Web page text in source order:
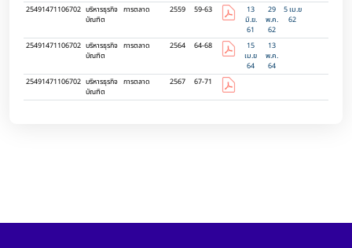
25491471106702 บริหารธุรกิจ
บัณฑิต
การตลาด 2559 59-63
13
มิ.ย.
61
29
พ.ค.
62
5 เม.ย
62
25491471106702 บริหารธุรกิจ
บัณฑิต
การตลาด 2564 64-68
15
เม.ย
64
13
พ.ค.
64
25491471106702 บริหารธุรกิจ
บัณฑิต
การตลาด 2567 67-71